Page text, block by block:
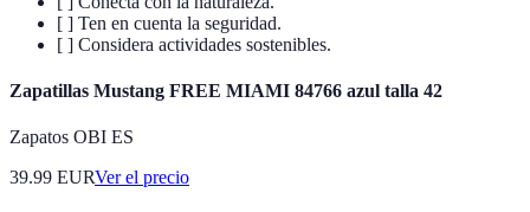
[ ] Ten en cuenta la seguridad.
[ ] Considera actividades sostenibles.
Zapatillas Mustang FREE MIAMI 84766 azul talla 42
Zapatos OBI ES
39.99 EURVer el precio